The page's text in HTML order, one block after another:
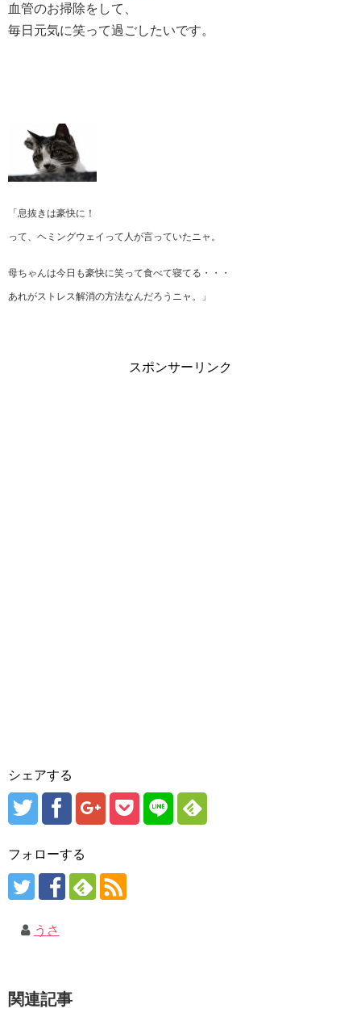
血管のお掃除をして、
毎日元気に笑って過ごしたいです。
「息抜きは豪快に！
って、ヘミングウェイって人が言っていたニャ。
母ちゃんは今日も豪快に笑って食べて寝てる・・・
あれがストレス解消の方法なんだろうニャ。」
スポンサーリンク
シェアする
フォローする
うさ
関連記事